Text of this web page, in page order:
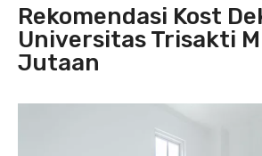
Rekomendasi Kost
Universitas Trisakti
Jutaan